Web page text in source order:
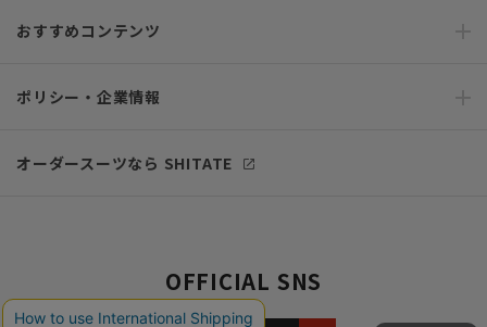
おすすめコンテンツ
ポリシー・企業情報
オーダースーツなら SHITATE
OFFICIAL SNS